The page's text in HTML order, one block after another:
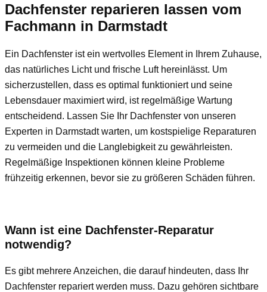
Dachfenster reparieren lassen vom
Fachmann in Darmstadt
Ein Dachfenster ist ein wertvolles Element in Ihrem Zuhause,
das natürliches Licht und frische Luft hereinlässt. Um
sicherzustellen, dass es optimal funktioniert und seine
Lebensdauer maximiert wird, ist regelmäßige Wartung
entscheidend. Lassen Sie Ihr Dachfenster von unseren
Experten in Darmstadt warten, um kostspielige Reparaturen
zu vermeiden und die Langlebigkeit zu gewährleisten.
Regelmäßige Inspektionen können kleine Probleme
frühzeitig erkennen, bevor sie zu größeren Schäden führen.
Wann ist eine Dachfenster-Reparatur
notwendig?
Es gibt mehrere Anzeichen, die darauf hindeuten, dass Ihr
Dachfenster repariert werden muss. Dazu gehören sichtbare